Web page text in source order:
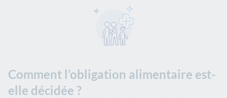
Comment l’obligation alimentaire est-
elle décidée ?